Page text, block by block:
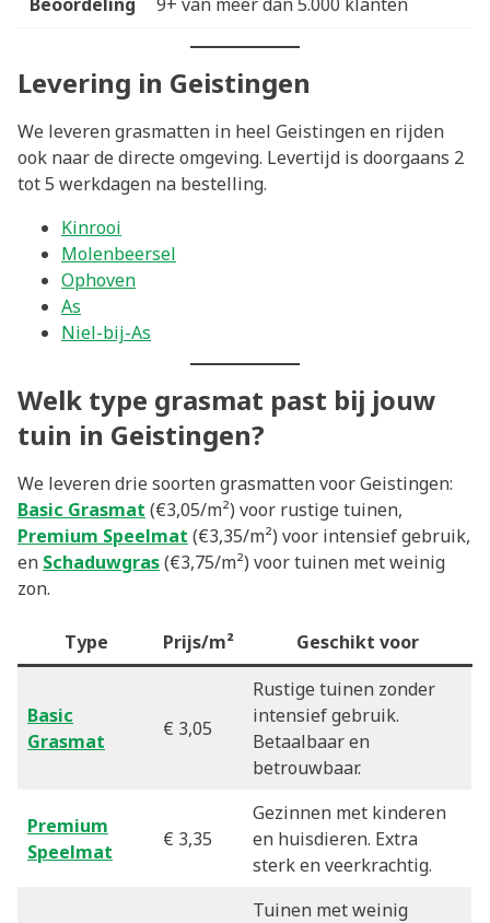
Levering in Geistingen
We leveren grasmatten in heel Geistingen en rijden
ook naar de directe omgeving. Levertijd is doorgaans 2
tot 5 werkdagen na bestelling.
Kinrooi
Molenbeersel
Ophoven
As
Niel-bij-As
Welk type grasmat past bij jouw
tuin in Geistingen?
We leveren drie soorten grasmatten voor Geistingen:
Basic Grasmat (€3,05/m²) voor rustige tuinen,
Premium Speelmat (€3,35/m²) voor intensief gebruik,
en Schaduwgras(€3,75/m²) voor tuinen met weinig
zon.
Type Prijs/m² Geschikt voor
Basic
Grasmat
€ 3,05
Rustige tuinen zonder
intensief gebruik.
Betaalbaar en
betrouwbaar.
Premium
Speelmat
€ 3,35
Gezinnen met kinderen
en huisdieren. Extra
sterk en veerkrachtig.
Tuinen met weinig